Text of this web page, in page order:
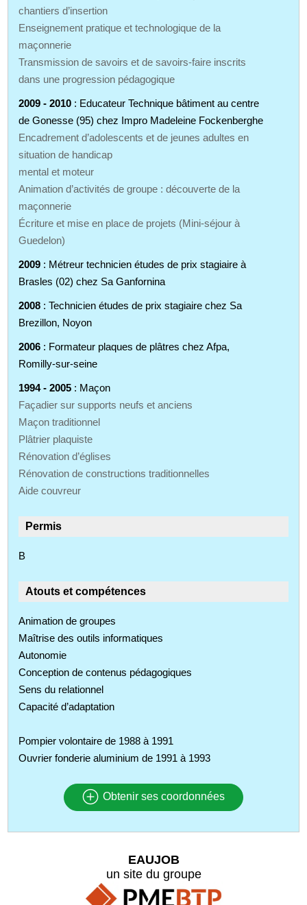
chantiers d’insertion
Enseignement pratique et technologique de la
maçonnerie
Transmission de savoirs et de savoirs-faire inscrits
dans une progression pédagogique
2009 - 2010 : Educateur Technique bâtiment au centre
de Gonesse (95) chez Impro Madeleine Fockenberghe
Encadrement d’adolescents et de jeunes adultes en
situation de handicap
mental et moteur
Animation d’activités de groupe : découverte de la
maçonnerie
Écriture et mise en place de projets (Mini-séjour à
Guedelon)
2009 : Métreur technicien études de prix stagiaire à
Brasles (02) chez Sa Ganfornina
2008 : Technicien études de prix stagiaire chez Sa
Brezillon, Noyon
2006 : Formateur plaques de plâtres chez Afpa,
Romilly-sur-seine
1994 - 2005 : Maçon
Façadier sur supports neufs et anciens
Maçon traditionnel
Plâtrier plaquiste
Rénovation d’églises
Rénovation de constructions traditionnelles
Aide couvreur
Permis
B
Atouts et compétences
Animation de groupes
Maîtrise des outils informatiques
Autonomie
Conception de contenus pédagogiques
Sens du relationnel
Capacité d’adaptation
Pompier volontaire de 1988 à 1991
Ouvrier fonderie aluminium de 1991 à 1993
Obtenir ses coordonnées
EAUJOB
un site du groupe